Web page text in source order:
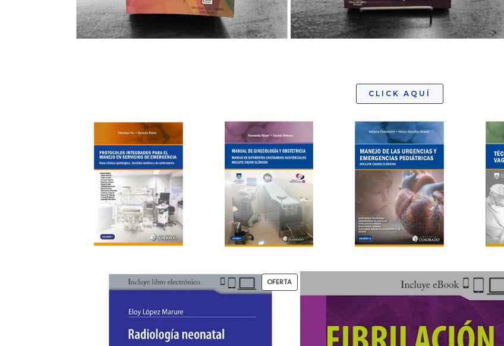
CLICK AQUÍ
OFERTAPRODUCTO
EN